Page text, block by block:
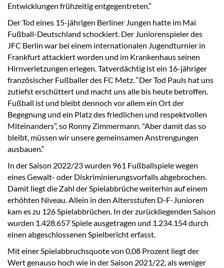
Entwicklungen frühzeitig entgegentreten.”
Der Tod eines 15-jährigen Berliner Jungen hatte im Mai
Fußball-Deutschland schockiert. Der Juniorenspieler des
JFC Berlin war bei einem internationalen Jugendturnier in
Frankfurt attackiert worden und im Krankenhaus seinen
Hirnverletzungen erlegen. Tatverdächtig ist ein 16-jähriger
französischer Fußballer des FC Metz. “Der Tod Pauls hat uns
zutiefst erschüttert und macht uns alle bis heute betroffen.
Fußball ist und bleibt dennoch vor allem ein Ort der
Begegnung und ein Platz des friedlichen und respektvollen
Miteinanders”, so Ronny Zimmermann. "Aber damit das so
bleibt, müssen wir unsere gemeinsamen Anstrengungen
ausbauen.“
In der Saison 2022/23 wurden 961 Fußballspiele wegen
eines Gewalt- oder Diskriminierungsvorfalls abgebrochen.
Damit liegt die Zahl der Spielabbrüche weiterhin auf einem
erhöhten Niveau. Allein in den Altersstufen D-F-Junioren
kam es zu 126 Spielabbrüchen. In der zurückliegenden Saison
wurden 1.428.657 Spiele ausgetragen und 1.234.154 durch
einen abgeschlossenen Spielbericht erfasst.
Mit einer Spielabbruchsquote von 0,08 Prozent liegt der
Wert genauso hoch wie in der Saison 2021/22, als weniger